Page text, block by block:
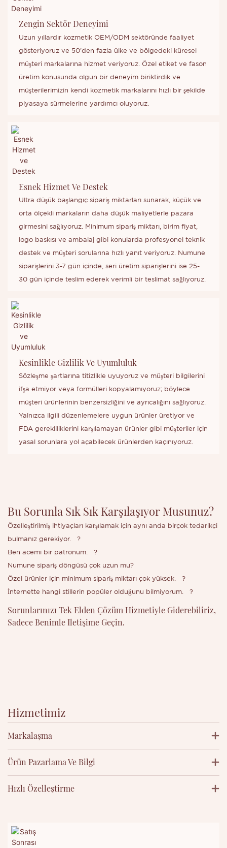
Zengin Sektör Deneyimi
Uzun yıllardır kozmetik OEM/ODM sektöründe faaliyet
gösteriyoruz ve 50'den fazla ülke ve bölgedeki küresel
müşteri markalarına hizmet veriyoruz. Özel etiket ve fason
üretim konusunda olgun bir deneyim biriktirdik ve
müşterilerimizin kendi kozmetik markalarını hızlı bir şekilde
piyasaya sürmelerine yardımcı oluyoruz.
Esnek Hizmet Ve Destek
Ultra düşük başlangıç ​​sipariş miktarları sunarak, küçük ve
orta ölçekli markaların daha düşük maliyetlerle pazara
girmesini sağlıyoruz. Minimum sipariş miktarı, birim fiyat,
logo baskısı ve ambalaj gibi konularda profesyonel teknik
destek ve müşteri sorularına hızlı yanıt veriyoruz. Numune
siparişlerini 3-7 gün içinde, seri üretim siparişlerini ise 25-
30 gün içinde teslim ederek verimli bir teslimat sağlıyoruz.
Kesinlikle Gizlilik Ve Uyumluluk
Sözleşme şartlarına titizlikle uyuyoruz ve müşteri bilgilerini
ifşa etmiyor veya formülleri kopyalamıyoruz; böylece
müşteri ürünlerinin benzersizliğini ve ayrıcalığını sağlıyoruz.
Yalnızca ilgili düzenlemelere uygun ürünler üretiyor ve
FDA gerekliliklerini karşılamayan ürünler gibi müşteriler için
yasal sorunlara yol açabilecek ürünlerden kaçınıyoruz.
Bu Sorunla Sık Sık Karşılaşıyor Musunuz?
Özelleştirilmiş ihtiyaçları karşılamak için aynı anda birçok tedarikçi
bulmanız gerekiyor. ?
Ben acemi bir patronum. ?
Numune sipariş döngüsü çok uzun mu?
Özel ürünler için minimum sipariş miktarı çok yüksek. ?
İnternette hangi stillerin popüler olduğunu bilmiyorum. ?
Sorunlarınızı Tek Elden Çözüm Hizmetiyle Giderebiliriz,
Sadece Benimle Iletişime Geçin.
Hizmetimiz
Markalaşma
Ürün Pazarlama Ve Bilgi
Hızlı Özelleştirme